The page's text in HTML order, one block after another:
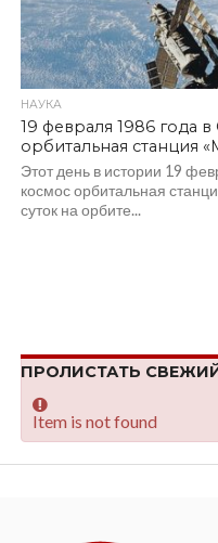
НАУКА
19 февраля 1986 года
орбитальная станция
Этот день в истории 19
космос орбитальная
суток на орбите...
ПРОЛИСТАТЬ
Item is not found